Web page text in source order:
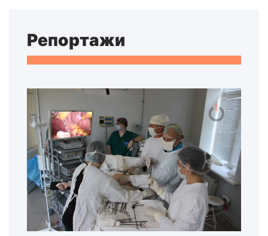
Репортажи